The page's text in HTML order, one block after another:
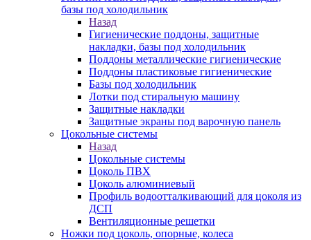
базы под холодильник
Назад
Гигиенические поддоны, защитные
накладки, базы под холодильник
Поддоны металлические гигиенические
Поддоны пластиковые гигиенические
Базы под холодильник
Лотки под стиральную машину
Защитные накладки
Защитные экраны под варочную панель
Цокольные системы
Назад
Цокольные системы
Цоколь ПВХ
Цоколь алюминиевый
Профиль водоотталкивающий для цоколя из
ДСП
Вентиляционные решетки
Ножки под цоколь, опорные, колеса